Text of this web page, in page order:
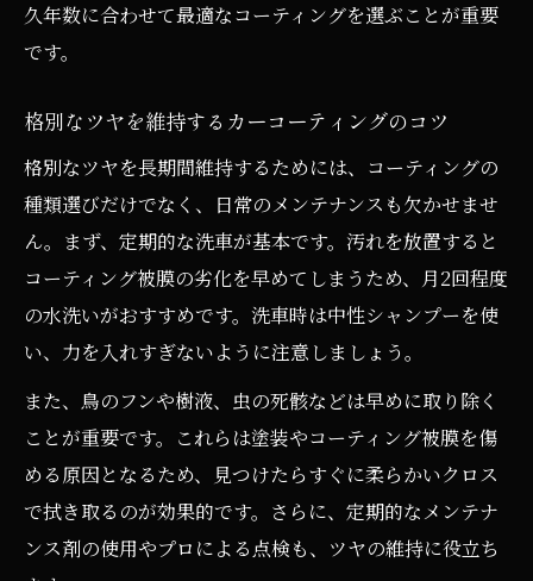
久年数に合わせて最適なコーティングを選ぶことが重要
です。
格別なツヤを維持するカーコーティングのコツ
格別なツヤを長期間維持するためには、コーティングの
種類選びだけでなく、日常のメンテナンスも欠かせませ
ん。まず、定期的な洗車が基本です。汚れを放置すると
コーティング被膜の劣化を早めてしまうため、月2回程度
の水洗いがおすすめです。洗車時は中性シャンプーを使
い、力を入れすぎないように注意しましょう。
また、鳥のフンや樹液、虫の死骸などは早めに取り除く
ことが重要です。これらは塗装やコーティング被膜を傷
める原因となるため、見つけたらすぐに柔らかいクロス
で拭き取るのが効果的です。さらに、定期的なメンテナ
ンス剤の使用やプロによる点検も、ツヤの維持に役立ち